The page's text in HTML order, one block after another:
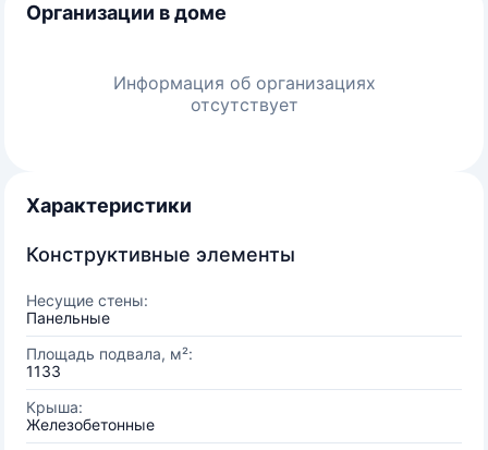
Организации в доме
Информация об организациях
отсутствует
Характеристики
Конструктивные элементы
Несущие стены:
Панельные
Площадь подвала, м²:
1133
Крыша:
Железобетонные